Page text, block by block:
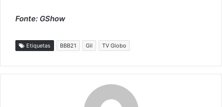
Fonte: GShow
Etiquetas BBB21 Gil TV Globo